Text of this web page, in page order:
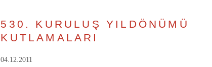
530. KURULUŞ YILDÖNÜMÜ
KUTLAMALARI
04.12.2011